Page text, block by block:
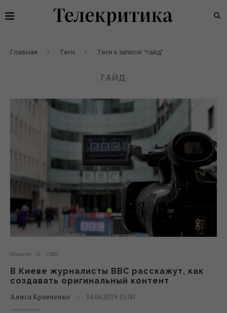
Главная Теги Теги к записи: "гайд"
ГАЙД
Новости СМИ
В Киеве журналисты BBC расскажут, как
создавать оригинальный контент
Алиса Кравченко
14.06.2019 13:00